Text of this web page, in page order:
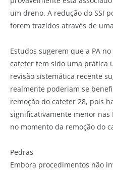
um dreno. A redução do SSI
forem trazidos através de
Estudos sugerem que a PA
cateter tem sido uma prática
revisão sistemática recente
realmente poderiam se
remoção do cateter 28, pois
significativamente menor nas
no momento da remoção do
Pedras
Embora procedimentos não